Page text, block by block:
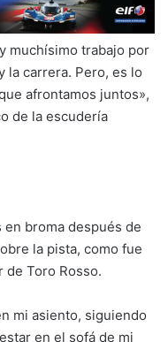
muchísimo trabajo por
la carrera. Pero, es lo
afrontamos juntos»,
de la escudería
broma después de
la pista, como fue
de Toro Rosso.
mi asiento, siguiendo
en el sofá de mi